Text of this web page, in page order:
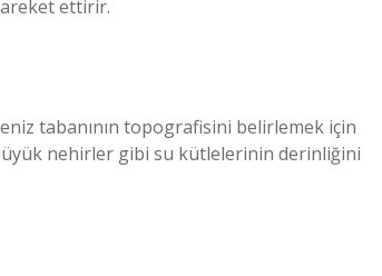
ettirir.
tabanının topografisini belirlemek için
nehirler gibi su kütlelerinin derinliğini